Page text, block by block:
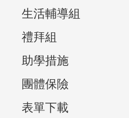
e
v
i
e
w
生活輔導組
禮拜組
助學措施
團體保險
表單下載